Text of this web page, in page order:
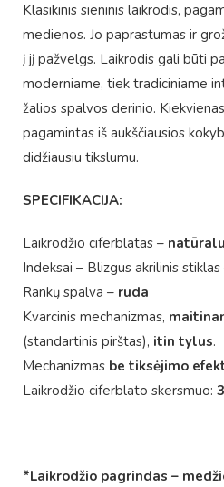
Klasikinis sieninis laikrodis,
medienos. Jo paprastumas ir
į jį pažvelgs. Laikrodis gali būti
moderniame, tiek tradiciniame
žalios spalvos derinio.
pagamintas iš aukščiausios
didžiausiu tikslumu.
SPECIFIKACIJA:
Laikrodžio ciferblatas –
Indeksai – Blizgus akrilinis stiklas
Rankų spalva – ruda
Kvarcinis mechanizmas,
(standartinis pirštas), itin tylus.
Mechanizmas be tiksėjimo
Laikrodžio ciferblato skersmuo:
*Laikrodžio pagrindas –